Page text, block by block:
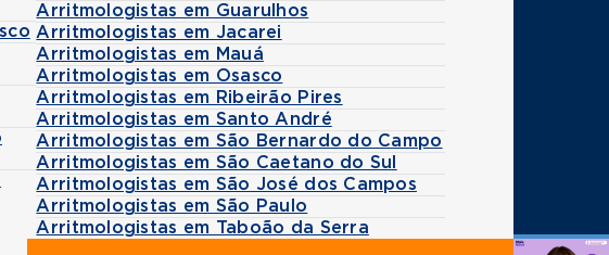
Arritmologistas em Guarulhos
Arritmologistas em Jacarei
Arritmologistas em Mauá
Arritmologistas em Osasco
Arritmologistas em Ribeirão Pires
Arritmologistas em Santo André
Arritmologistas em São Bernardo do Campo
Arritmologistas em São Caetano do Sul
Arritmologistas em São José dos Campos
Arritmologistas em São Paulo
Arritmologistas em Taboão da Serra